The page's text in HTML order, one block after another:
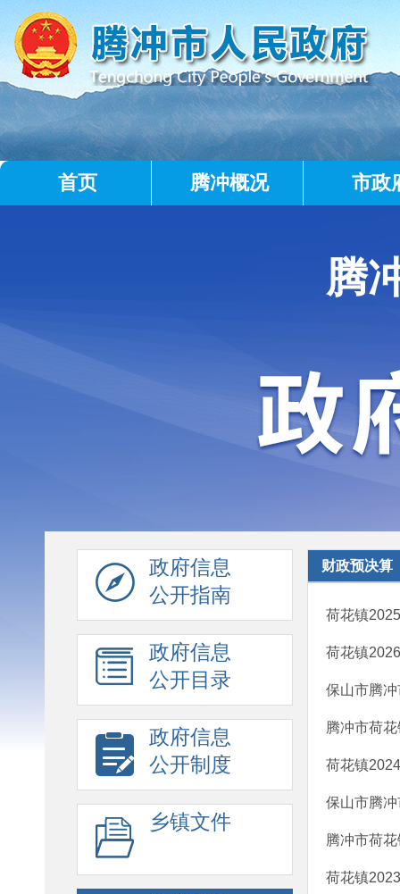
首页 腾冲概况 市政
腾
政府信息
公开指南
政府信息
公开目录
政府信息
公开制度
乡镇文件
财政预决算
荷花镇
荷花镇
保山市腾
腾冲市荷
荷花镇
保山市腾
腾冲市荷
荷花镇